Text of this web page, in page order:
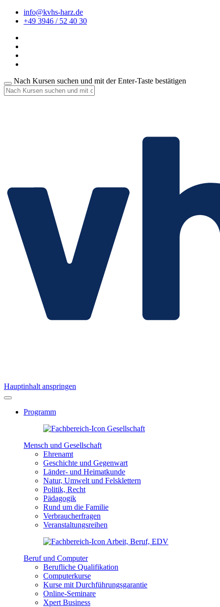
info@kvhs-harz.de
+49 3946 / 52 40 30
Nach Kursen suchen und mit der Enter-Taste bestätigen
Hauptinhalt anspringen
Programm
Mensch und Gesellschaft
Ehrenamt
Geschichte und Gegenwart
Länder- und Heimatkunde
Natur, Umwelt und Felsklettern
Politik, Recht
Pädagogik
Rund um die Familie
Verbraucherfragen
Veranstaltungsreihen
Beruf und Computer
Berufliche Qualifikation
Computerkurse
Kurse mit Durchführungsgarantie
Online-Seminare
Xpert Business